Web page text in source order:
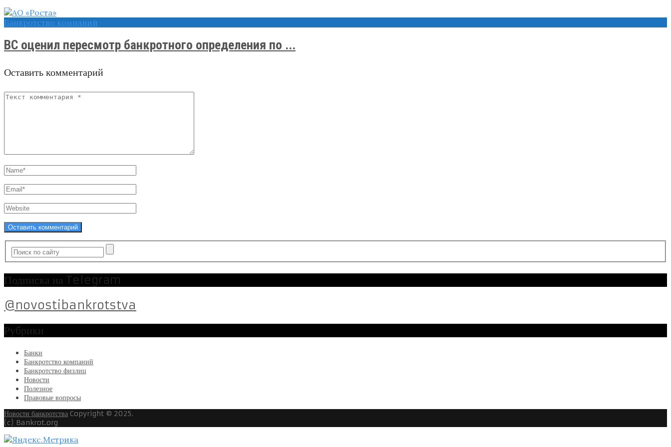
Банкротство компаний
ВС оценил пересмотр банкротного определения по ...
Оставить комментарий
Подписка на Telegram
@novostibankrotstva
Рубрики
Банки
Банкротство компаний
Банкротство физлиц
Новости
Полезное
Правовые вопросы
Новости банкротства Copyright © 2025.
(c) Bankrot.org